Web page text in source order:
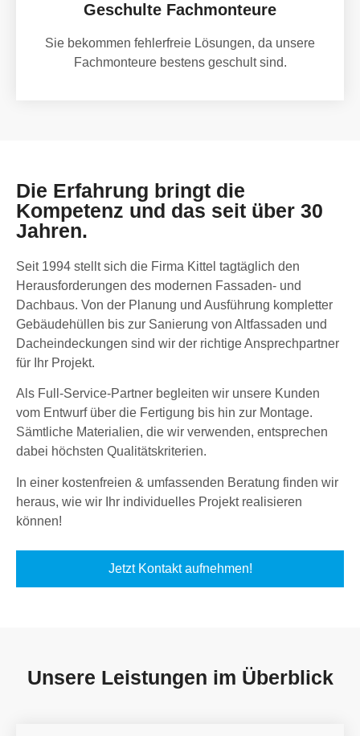
Geschulte Fachmonteure
Sie bekommen fehlerfreie Lösungen, da unsere
Fachmonteure bestens geschult sind.
Die Erfahrung bringt die
Kompetenz und das seit über 30
Jahren.
Seit 1994 stellt sich die Firma Kittel tagtäglich den
Herausforderungen des modernen Fassaden- und
Dachbaus. Von der Planung und Ausführung kompletter
Gebäudehüllen bis zur Sanierung von Altfassaden und
Dacheindeckungen sind wir der richtige Ansprechpartner
für Ihr Projekt.
Als Full-Service-Partner begleiten wir unsere Kunden
vom Entwurf über die Fertigung bis hin zur Montage.
Sämtliche Materialien, die wir verwenden, entsprechen
dabei höchsten Qualitätskriterien.
In einer kostenfreien & umfassenden Beratung finden wir
heraus, wie wir Ihr individuelles Projekt realisieren
können!
Jetzt Kontakt aufnehmen!
Unsere Leistungen im Überblick